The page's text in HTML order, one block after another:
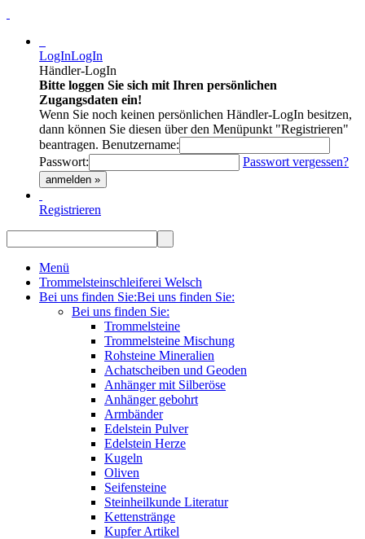
LogInLogIn
Händler-LogIn
Bitte loggen Sie sich mit Ihren persönlichen
Zugangsdaten ein!
Wenn Sie noch keinen persönlichen Händler-LogIn besitzen,
dann können Sie diesen über den Menüpunkt "Registrieren"
beantragen. Benutzername:
Passwort:
Passwort vergessen?
anmelden »
Registrieren
Menü
Trommelsteinschleiferei Welsch
Bei uns finden Sie:Bei uns finden Sie:
Bei uns finden Sie:
Trommelsteine
Trommelsteine Mischung
Rohsteine Mineralien
Achatscheiben und Geoden
Anhänger mit Silberöse
Anhänger gebohrt
Armbänder
Edelstein Pulver
Edelstein Herze
Kugeln
Oliven
Seifensteine
Steinheilkunde Literatur
Kettenstränge
Kupfer Artikel